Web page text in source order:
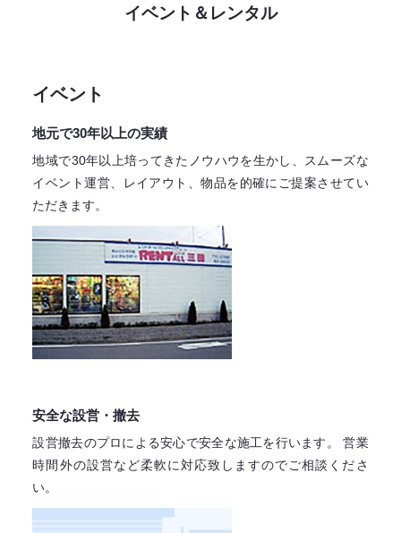
イベント＆レンタル
イベント
地元で30年以上の実績
地域で30年以上培ってきたノウハウを生かし、スムーズな
イベント運営、レイアウト、物品を的確にご提案させてい
ただきます。
安全な設営・撤去
設営撤去のプロによる安心で安全な施工を行います。
営業
時間外の設営など柔軟に対応致しますのでご相談くださ
い。